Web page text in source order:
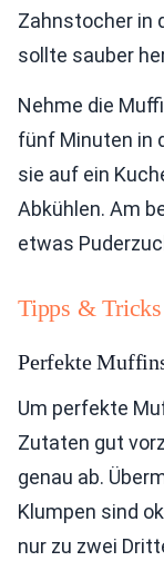
Zahnstocher in
sollte sauber
Nehme die
fünf Minuten in
sie auf ein
Abkühlen. Am
etwas
Tipps & Tricks
Perfekte
Um perfekte
Zutaten gut
genau ab.
Klumpen sind
nur zu zwei